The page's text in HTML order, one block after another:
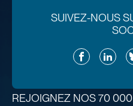
SUIVEZ-NOUS
Facebook
REJOIGNEZ NOS 70